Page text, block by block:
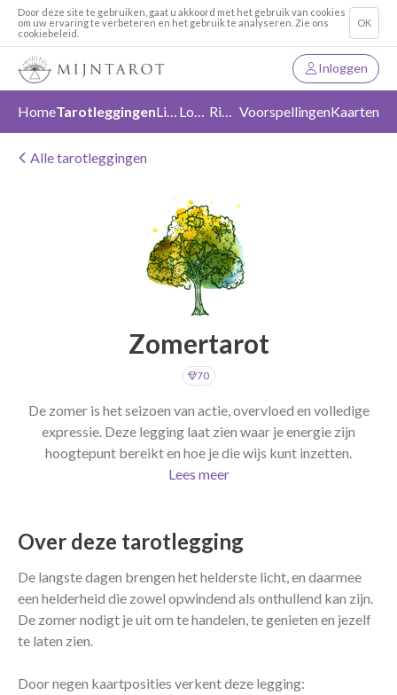
Door deze site te gebruiken, gaat u akkoord met het gebruik van cookies
om uw ervaring te verbeteren en het gebruik te analyseren. Zie ons
cookiebeleid.
OK
Inloggen
HomeTarotleggingen Liefde Loslaten Richting VoorspellingenKaarten
Alle tarotleggingen
Zomertarot
70
De zomer is het seizoen van actie, overvloed en volledige
expressie. Deze legging laat zien waar je energie zijn
hoogtepunt bereikt en hoe je die wijs kunt inzetten.
Lees meer
Over deze tarotlegging
De langste dagen brengen het helderste licht, en daarmee
een helderheid die zowel opwindend als onthullend kan zijn.
De zomer nodigt je uit om te handelen, te genieten en jezelf
te laten zien.
Door negen kaartposities verkent deze legging: